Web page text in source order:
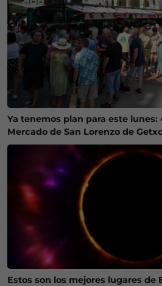
Ya tenemos plan para este lunes:
Mercado de San Lorenzo de
Estos son los mejores lugares de